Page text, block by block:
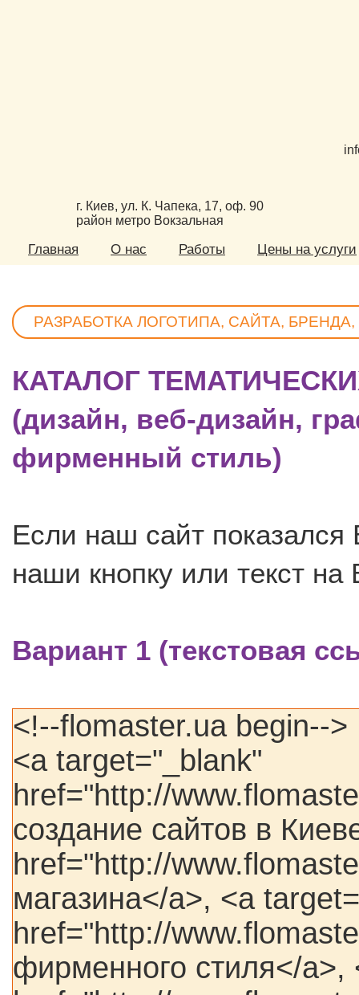
г. Киев, ул. К. Чапека, 17, оф. 90
район метро Вокзальная
Главная О нас Работы Цены на услуги
РАЗРАБОТКА ЛОГОТИПА, САЙТА,
КАТАЛОГ
(дизайн, веб-дизайн,
фирменный стиль)
Если наш сайт
наши кнопку или текст
Вариант 1 (текстовая
<!--flomaster.ua begin-->
<a target="_blank"
href="http://
создание сайтов в
href="http://
магазина</a>, <a
href="http://
фирменного стиля</a>,